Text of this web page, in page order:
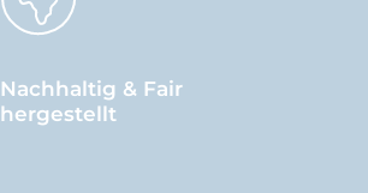
Nachhaltig & Fair
hergestellt